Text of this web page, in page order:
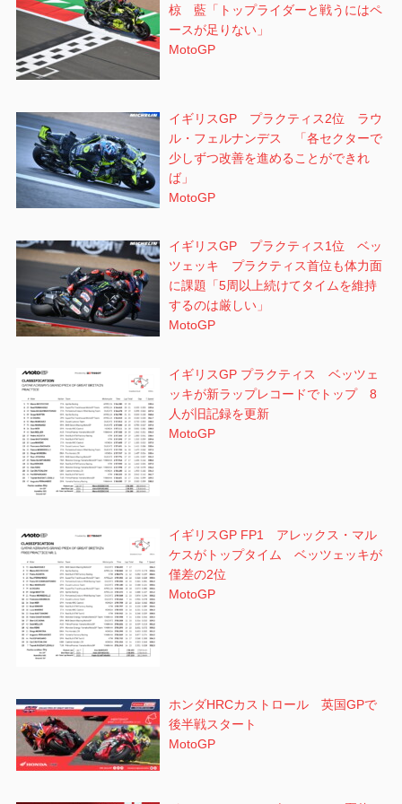
椋 藍「トップライダーと戦うにはペ
ースが足りない」
MotoGP
イギリスGP プラクティス2位 ラウ
ル・フェルナンデス 「各セクターで
少しずつ改善を進めることができれ
ば」
MotoGP
イギリスGP プラクティス1位 ベッ
ツェッキ プラクティス首位も体力面
に課題「5周以上続けてタイムを維持
するのは厳しい」
MotoGP
イギリスGP プラクティス ベッツェ
ッキが新ラップレコードでトップ 8
人が旧記録を更新
MotoGP
イギリスGP FP1 アレックス・マル
ケスがトップタイム ベッツェッキが
僅差の2位
MotoGP
ホンダHRCカストロール 英国GPで
後半戦スタート
MotoGP